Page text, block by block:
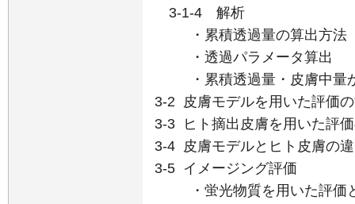
3-1-4 解析
・累積透過量の算出方法
・透過パラメータ算出
・累積透過量・皮膚中量
3-2 皮膚モデルを用いた評価
3-3 ヒト摘出皮膚を用いた評
3-4 皮膚モデルとヒト皮膚の
3-5 イメージング評価
・蛍光物質を用いた評価